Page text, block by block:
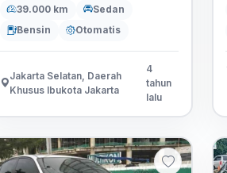
39.000 km
Sedan
Bensin
Otomatis
Jakarta Selatan, Daerah
Khusus Ibukota Jakarta
4
tahun
lalu